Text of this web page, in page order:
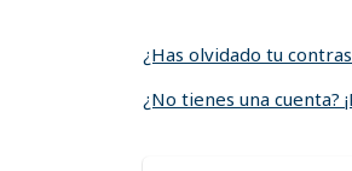
¿Has olvidado tu
¿No tienes una cuenta?